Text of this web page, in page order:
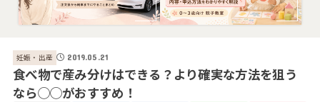
妊娠・出産 2019.05.21
食べ物で産み分けはできる？より確実な方法を狙う
なら◯◯がおすすめ！